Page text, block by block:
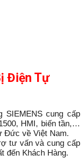
Điện Tự
cung cấp
HMI, biến tần,…
Đức về Việt Nam.
tư vấn và cung cấp
đến Khách Hàng.